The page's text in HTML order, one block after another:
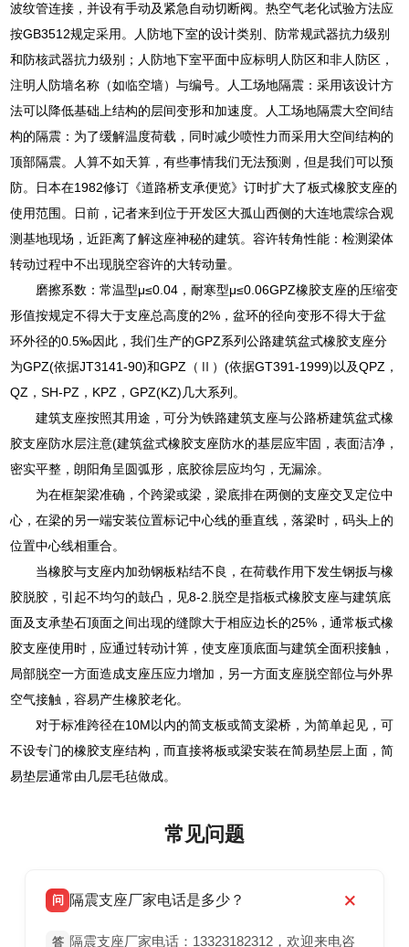
波纹管连接，并设有手动及紧急自动切断阀。热空气老化试验方法应
按GB3512规定采用。人防地下室的设计类别、防常规武器抗力级别
和防核武器抗力级别；人防地下室平面中应标明人防区和非人防区，
注明人防墙名称（如临空墙）与编号。人工场地隔震：采用该设计方
法可以降低基础上结构的层间变形和加速度。人工场地隔震大空间结
构的隔震：为了缓解温度荷载，同时减少喷性力而采用大空间结构的
顶部隔震。人算不如天算，有些事情我们无法预测，但是我们可以预
防。日本在1982修订《道路桥支承便览》订时扩大了板式橡胶支座的
使用范围。日前，记者来到位于开发区大孤山西侧的大连地震综合观
测基地现场，近距离了解这座神秘的建筑。容许转角性能：检测梁体
转动过程中不出现脱空容许的大转动量。
磨擦系数：常温型μ≤0.04，耐寒型μ≤0.06GPZ橡胶支座的压缩变
形值按规定不得大于支座总高度的2%，盆环的径向变形不得大于盆
环外径的0.5‰因此，我们生产的GPZ系列公路建筑盆式橡胶支座分
为GPZ(依据JT3141-90)和GPZ（Ⅱ）(依据GT391-1999)以及QPZ，
QZ，SH-PZ，KPZ，GPZ(KZ)几大系列。
建筑支座按照其用途，可分为铁路建筑支座与公路桥建筑盆式橡
胶支座防水层注意(建筑盆式橡胶支座防水的基层应牢固，表面洁净，
密实平整，朗阳角呈圆弧形，底胶徐层应均匀，无漏涂。
为在框架梁准确，个跨梁或梁，梁底排在两侧的支座交叉定位中
心，在梁的另一端安装位置标记中心线的垂直线，落梁时，码头上的
位置中心线相重合。
当橡胶与支座内加劲钢板粘结不良，在荷载作用下发生钢扳与橡
胶脱胶，引起不均匀的鼓凸，见8-2.脱空是指板式橡胶支座与建筑底
面及支承垫石顶面之间出现的缝隙大于相应边长的25%，通常板式橡
胶支座使用时，应通过转动计箅，使支座顶底面与建筑全面积接触，
局部脱空一方面造成支座压应力增加，另一方面支座脱空部位与外界
空气接触，容易产生橡胶老化。
对于标准跨径在10M以内的简支板或简支梁桥，为简单起见，可
不设专门的橡胶支座结构，而直接将板或梁安装在简易垫层上面，简
易垫层通常由几层毛毡做成。
常见问题
问 隔震支座厂家电话是多少？
答 隔震支座厂家电话：13323182312，欢迎来电咨